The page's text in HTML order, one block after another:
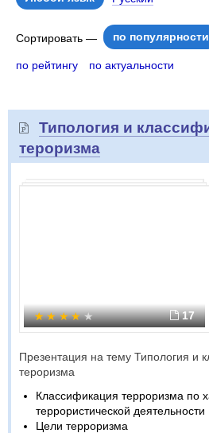
Сортировать — по популярности
по рейтингу по актуальности
Типология и
тероризма
17
Презентация на тему Типология и
тероризма
Классификация терроризма по
террористической деятельности
Цели терроризма